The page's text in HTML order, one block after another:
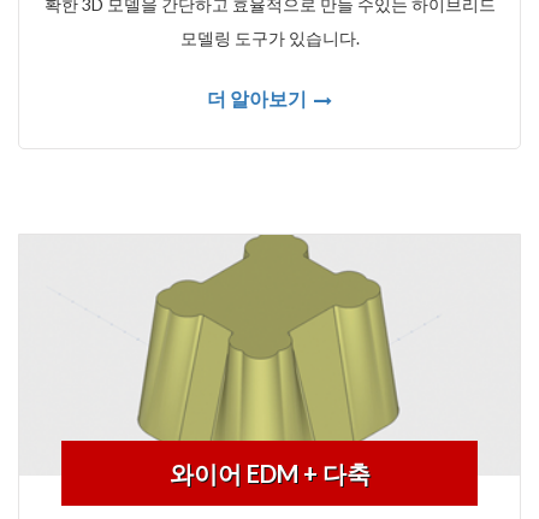
확한 3D 모델을 간단하고 효율적으로 만들 수있는 하이브리드
모델링 도구가 있습니다.
더 알아보기
와이어 EDM + 다축